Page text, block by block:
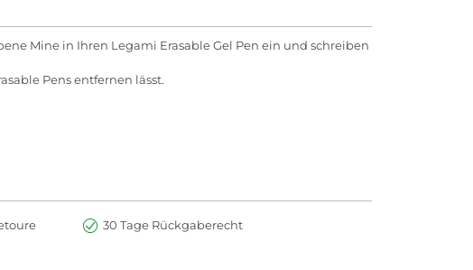
Mine in Ihren Legami Erasable Gel Pen ein und schreiben
Pens entfernen lässt.
30 Tage Rückgaberecht